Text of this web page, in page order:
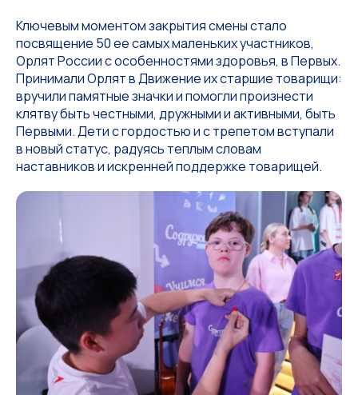
Ключевым моментом закрытия смены стало
посвящение 50 ее самых маленьких участников,
Орлят России с особенностями здоровья, в Первых.
Принимали Орлят в Движение их старшие товарищи:
вручили памятные значки и помогли произнести
клятву быть честными, дружными и активными, быть
Первыми. Дети с гордостью и с трепетом вступали
в новый статус, радуясь теплым словам
наставников и искренней поддержке товарищей.